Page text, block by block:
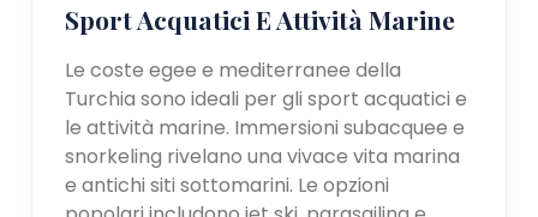
Sport Acquatici E Attività Marine
Le coste egee e mediterranee della
Turchia sono ideali per gli sport acquatici e
le attività marine. Immersioni subacquee e
snorkeling rivelano una vivace vita marina
e antichi siti sottomarini. Le opzioni